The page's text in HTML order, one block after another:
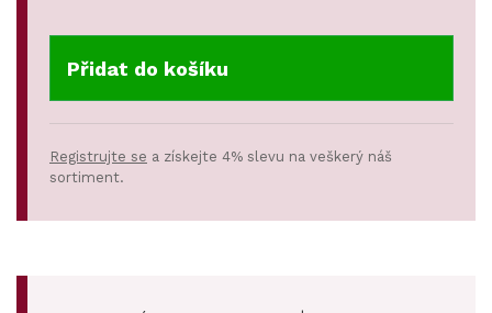
Přidat do košíku
Registrujte se a získejte 4% slevu na veškerý náš
sortiment.